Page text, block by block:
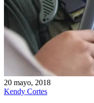
20 mayo, 2018
Kendy Cortes